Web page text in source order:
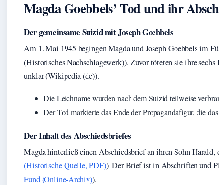
Magda Goebbels’ Tod und ihr
Der gemeinsame Suizid mit Joseph Goebbels
Am 1. Mai 1945 begingen Magda und Joseph Goebbels im
(Historisches Nachschlagewerk)). Zuvor töteten sie ihre
unklar (Wikipedia (de)).
Die Leichname wurden nach dem Suizid teilweise
Der Tod markierte das Ende der Propagandafigur, die
Der Inhalt des Abschiedsbriefes
Magda hinterließ einen Abschiedsbrief an ihren Sohn
(Historische Quelle, PDF)). Der Brief ist in Abschriften und
Fund (Online-Archiv)).